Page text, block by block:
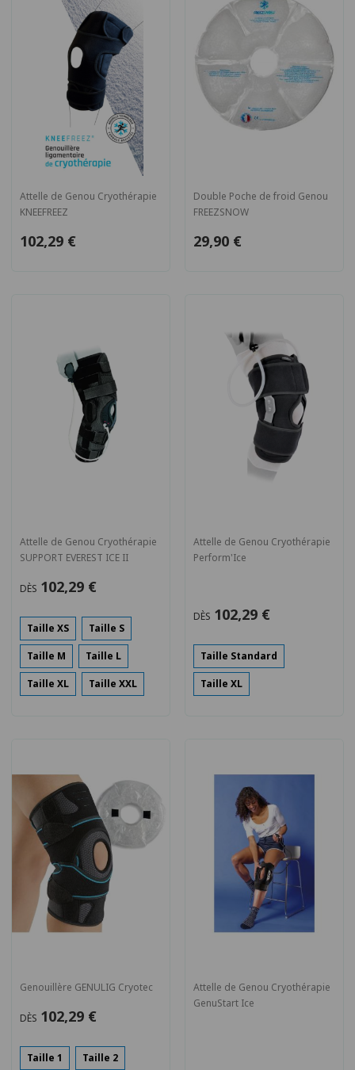
Attelle de Genou Cryothérapie
KNEEFREEZ
102,29 €
Double Poche de froid Genou
FREEZSNOW
29,90 €
Attelle de Genou Cryothérapie
SUPPORT EVEREST ICE II
DÈS 102,29 €
Taille XS Taille S
Taille M Taille L
Taille XL Taille XXL
Attelle de Genou Cryothérapie
Perform'Ice
DÈS 102,29 €
Taille Standard
Taille XL
Genouillère GENULIG Cryotec
DÈS 102,29 €
Taille 1 Taille 2
Attelle de Genou Cryothérapie
GenuStart Ice